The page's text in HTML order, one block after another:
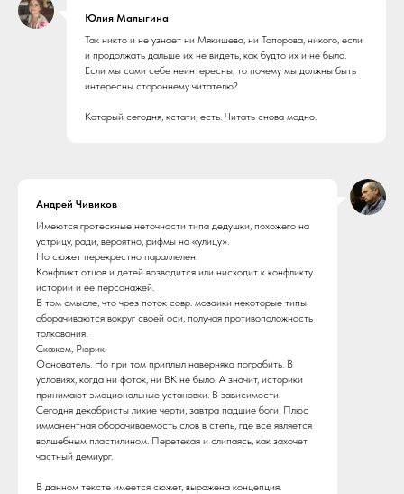
Юлия Малыгина
Так никто и не узнает ни Мякишева, ни Топорова, никого, если
и продолжать дальше их не видеть, как будто их и не было.
Если мы сами себе неинтересны, то почему мы должны быть
интересны стороннему читателю?
Который сегодня, кстати, есть. Читать снова модно.
Андрей Чивиков
Имеются гротескные неточности типа дедушки, похожего на
устрицу, ради, вероятно, рифмы на «‎улицу»‎.
Но сюжет перекрестно параллелен.
Конфликт отцов и детей возводится или нисходит к конфликту
истории и ее персонажей.
В том смысле, что чрез поток совр. мозаики некоторые типы
оборачиваются вокруг своей оси, получая противоположность
толкования.
Скажем, Рюрик.
Основатель. Но при том приплыл наверняка пограбить. В
условиях, когда ни фоток, ни ВК не было. А значит, историки
принимают эмоциональные установки. В зависимости.
Сегодня декабристы лихие черти, завтра падшие боги. Плюс
имманентная оборачиваемость слов в степь, где все является
волшебным пластилином. Перетекая и слипаясь, как захочет
частный демиург.
В данном тексте имеется сюжет, выражена концепция.